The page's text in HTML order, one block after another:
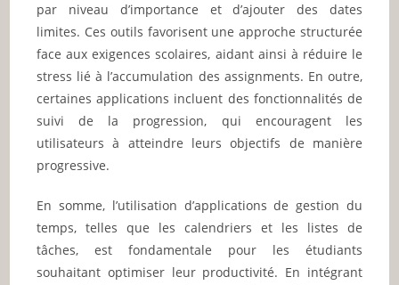
par niveau d’importance et d’ajouter des dates
limites. Ces outils favorisent une approche structurée
face aux exigences scolaires, aidant ainsi à réduire le
stress lié à l’accumulation des assignments. En outre,
certaines applications incluent des fonctionnalités de
suivi de la progression, qui encouragent les
utilisateurs à atteindre leurs objectifs de manière
progressive.
En somme, l’utilisation d’applications de gestion du
temps, telles que les calendriers et les listes de
tâches, est fondamentale pour les étudiants
souhaitant optimiser leur productivité. En intégrant